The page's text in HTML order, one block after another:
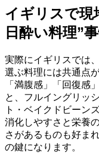
イギリスで現
日酔い料理”
実際にイギリスでは
選ぶ料理には共通点
「満腹感」「回復感
と、フルイングリッ
ト・ベイクドビーン
消化しやすさと栄養
さがあるものも好ま
の鍵になります。